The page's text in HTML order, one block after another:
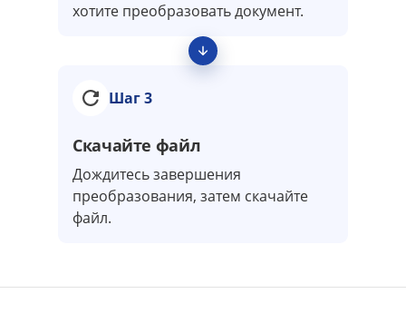
хотите преобразовать документ.
Шаг 3
Скачайте файл
Дождитесь завершения
преобразования, затем скачайте
файл.